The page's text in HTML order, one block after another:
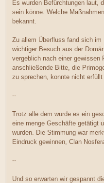
Es wurden Befürchtungen laut,
sein könne. Welche
bekannt.
Zu allem Überfluss fand sich im
wichtiger Besuch aus der
vergeblich nach einer gewissen
anschließende Bitte, die
zu sprechen, konnte nicht erfüllt
--
Trotz alle dem wurde es ein
eine menge Geschäfte getätigt
wurden. Die Stimmung war
Eindruck gewinnen, Clan
--
Und so erwarten wir gespannt